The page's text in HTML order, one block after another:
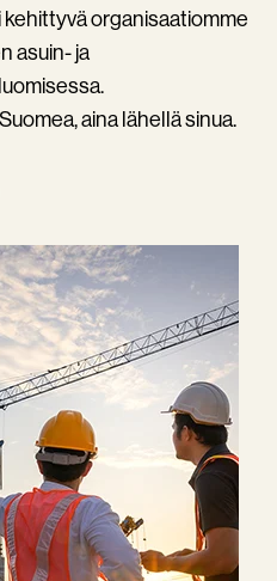
kehittyvä organisaatiomme
asuin- ja
aina lähellä sinua.